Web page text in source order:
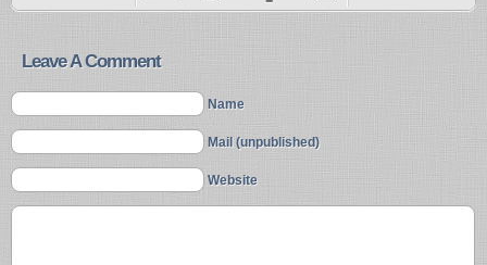
Leave A Comment
Name
Mail (unpublished)
Website